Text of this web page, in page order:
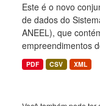
Este é o novo
de dados do
ANEEL), que
empreendimentos
PDF CSV XML